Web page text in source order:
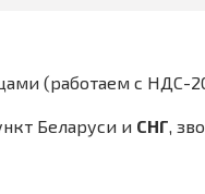
(работаем с НДС-
Беларуси и СНГ,